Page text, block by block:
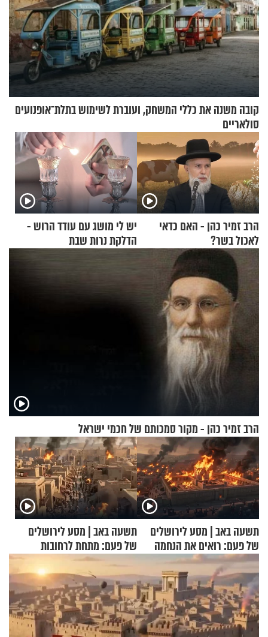
קובה משנה את כללי המשחק, ועוברת לשימוש בתלת־אופנועים
סולאריים
הרב זמיר כהן - האם כדאי
לאכול בשר?
יש לי מושג עם עודד הרוש -
הדלקת נרות שבת
הרב זמיר כהן - מקור סמכותם של חכמי ישראל
תשעה באב | מסע לירושלים
של פעם: רואים את הנחמה
תשעה באב | מסע לירושלים
של פעם: מתחת לרחובות
ירושלים